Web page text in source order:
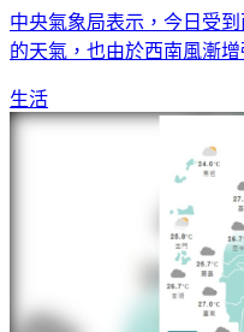
中央氣象局表示，今日受
的天氣，也由於西南風漸
生活